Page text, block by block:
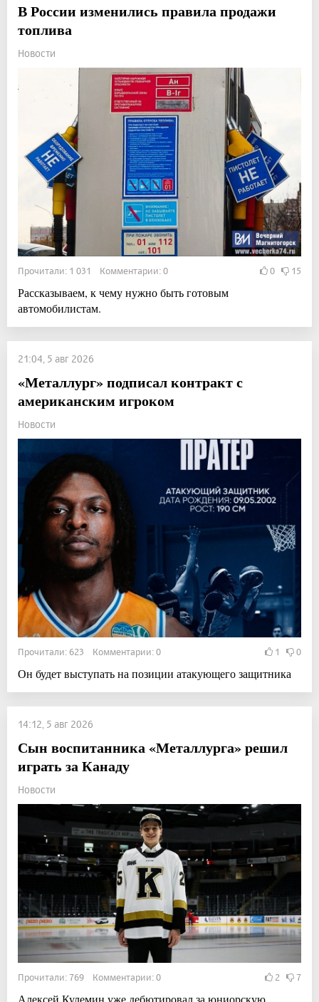
В России изменились правила продажи
топлива
Новости
Прочитали: 1 031 Комментарии: 0 0 15
Рассказываем, к чему нужно быть готовым
автомобилистам.
21:04, 5 авг 2026
«Металлург» подписал контракт с
американским игроком
Новости
Прочитали: 623 Комментарии: 0 1 0
Он будет выступать на позиции атакующего защитника
14:12, 5 авг 2026
Сын воспитанника «Металлурга» решил
играть за Канаду
Новости
Прочитали: 769 Комментарии: 0 2 7
Алексей Кулемин уже дебютировал за юниорскую